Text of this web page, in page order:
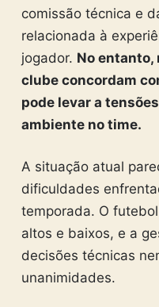
comissão técnica e
relacionada à
jogador. No entanto,
clube concordam
pode levar a
ambiente no time.
A situação atual
dificuldades
temporada. O
altos e baixos, e a
decisões técnicas
unanimidades.